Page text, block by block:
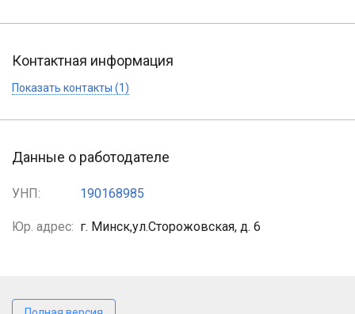
Контактная информация
Показать контакты (1)
Данные о работодателе
УНП: 190168985
Юр. адрес: г. Минск,ул.Сторожовская, д. 6